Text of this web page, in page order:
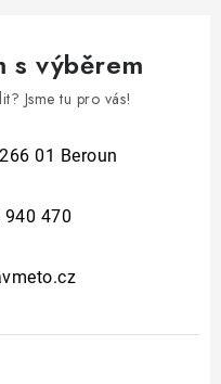
s výběrem
Jsme tu pro vás!
01 Beroun
940 470